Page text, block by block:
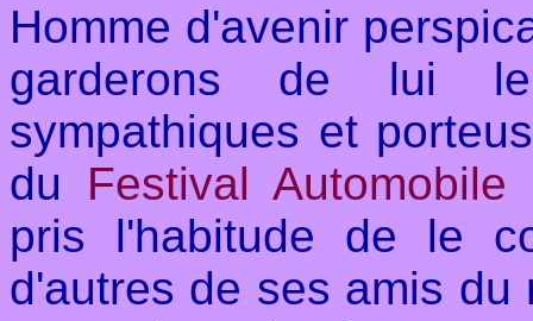
Homme d'avenir
garderons de lui
sympathiques et
du Festival Automobile
pris l'habitude de le
d'autres de ses amis